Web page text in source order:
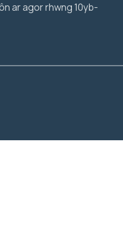
ar agor rhwng 10yb-